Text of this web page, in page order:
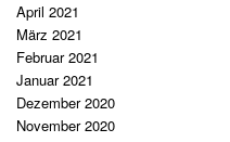
April 2021
März 2021
Februar 2021
Januar 2021
Dezember 2020
November 2020